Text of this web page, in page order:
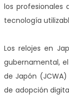
los profesionales
tecnología
Los relojes en
gubernamental,
de Japón
de adopción